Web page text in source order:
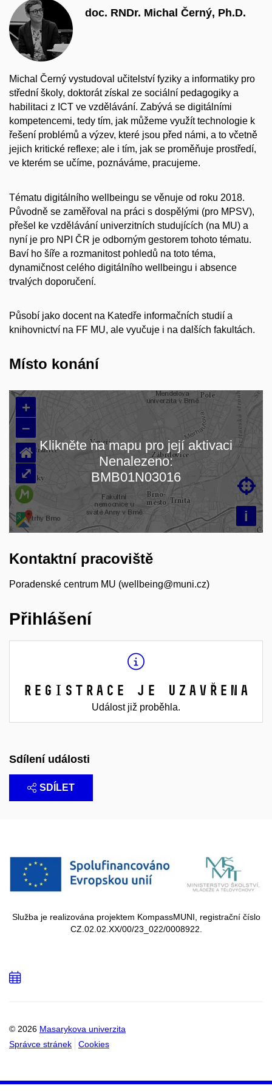
doc. RNDr. Michal Černý, Ph.D.
Michal Černý vystudoval učitelství fyziky a informatiky pro
střední školy, doktorát získal ze sociální pedagogiky a
habilitaci z ICT ve vzdělávání. Zabývá se digitálními
kompetencemi, tedy tím, jak můžeme využít technologie k
řešení problémů a výzev, které jsou před námi, a to včetně
jejich kritické reflexe; ale i tím, jak se proměňuje prostředí,
ve kterém se učíme, poznáváme, pracujeme.
Tématu digitálního wellbeingu se věnuje od roku 2018.
Původně se zaměřoval na práci s dospělými (pro MPSV),
přešel ke vzdělávání univerzitních studujících (na MU) a
nyní je pro NPI ČR je odborným gestorem tohoto tématu.
Baví ho šíře a rozmanitost pohledů na toto téma,
dynamičnost celého digitálního wellbeingu i absence
trvalých doporučení.
Působí jako docent na Katedře informačních studií a
knihovnictví na FF MU, ale vyučuje i na dalších fakultách.
Místo konání
Načítám mapu…
+
–
i

⌂
⤢
Klikněte na mapu pro její aktivaci
Nenalezeno:
BMB01N03016
Kontaktní pracoviště
Poradenské centrum MU (wellbeing@muni.cz)
Přihlášení
Registrace je uzavřena
Událost již proběhla.
Sdílení události
SDÍLET
Služba je realizována projektem KompassMUNI, registrační číslo
CZ.02.02.XX/00/23_022/0008922.
© 2026 Masarykova univerzita
Správce stránek
Cookies
Přidat